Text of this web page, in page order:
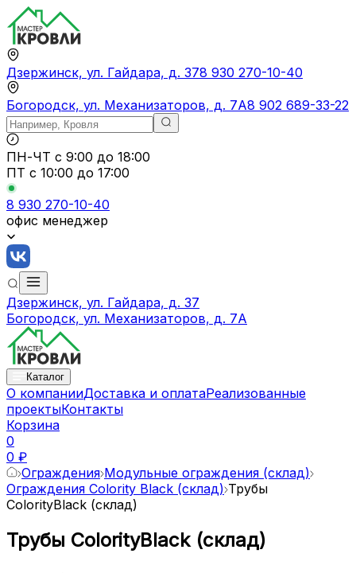
Дзержинск, ул. Гайдара, д. 378 930 270-10-40
Богородск, ул. Механизаторов, д. 7А8 902 689-33-22
ПН-ЧТ с 9:00 до 18:00
ПТ с 10:00 до 17:00
8 930 270-10-40
офис менеджер
Дзержинск, ул. Гайдара, д. 37
Богородск, ул. Механизаторов, д. 7А
Каталог
О компанииДоставка и оплатаРеализованные
проектыКонтакты
Корзина
0
0 ₽
Ограждения Модульные ограждения (склад)
Ограждения Colority Black (склад) Трубы
ColorityBlack (склад)
Трубы ColorityBlack (склад)